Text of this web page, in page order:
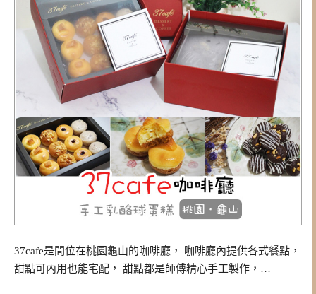
37cafe是間位在桃園龜山的咖啡廳， 咖啡廳內提供各式餐點，
甜點可內用也能宅配， 甜點都是師傅精心手工製作，…